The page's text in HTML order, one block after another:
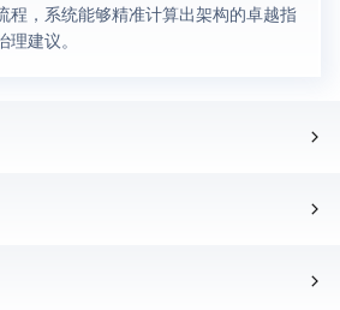
程，系统能够精准计算出架构的卓越指
理建议。